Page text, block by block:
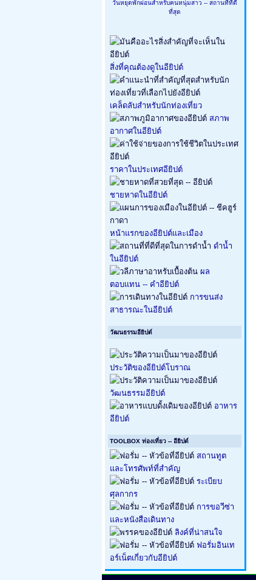
วันหยุดพักผ่อนสำหรับคนหนุ่มสาว -- สถานที่ที่ดี
ที่สุด
สิ่งที่คุณต้องดูในอียิปต์
เคล็ดลับสำหรับนักท่องเที่ยว
สภาพ
อากาศในอียิปต์
ราคาในประเทศอียิปต์
ชายหาดในอียิปต์
หน้าแรกของอียิปต์และเมือง
ดำน้ำ
ในอียิปต์
ผล
ตอบแทน -- คำอียิปต์
การขนส่ง
สาธารณะในอียิปต์
วัฒนธรรมอียิปต์
ประวัติของอียิปต์โบราณ
วัฒนธรรมอียิปต์
อาหาร
อียิปต์
TOOLBOX ท่องเที่ยว -- อียิปต์
สถานทูต
และโทรศัพท์ที่สำคัญ
ระเบียบ
ศุลกากร
การขอวีซ่า
และหนังสือเดินทาง
ลิงค์ที่น่าสนใจ
ฟอรั่มอินเท
อร์เน็ตเกี่ยวกับอียิปต์